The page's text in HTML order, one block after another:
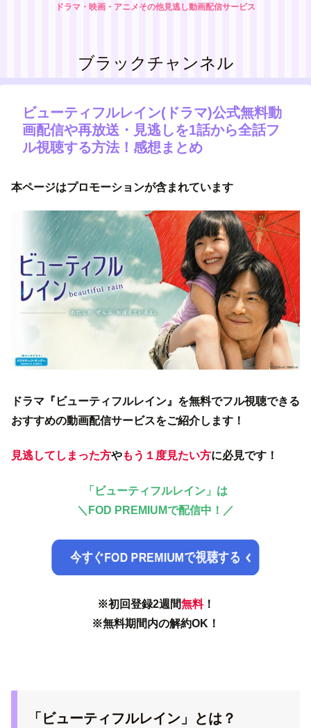
ドラマ・映画・アニメその他見逃し動画配信サービス
ブラックチャンネル
ビューティフルレイン(ドラマ)公式無料動
画配信や再放送・見逃しを1話から全話フ
ル視聴する方法！感想まとめ
本ページはプロモーションが含まれています
ドラマ『ビューティフルレイン』を無料でフル視聴できる
おすすめの動画配信サービスをご紹介します！
見逃してしまった方やもう１度見たい方に必見です！
「ビューティフルレイン」は
＼ FOD PREMIUMで配信中！／
今すぐFOD PREMIUMで視聴する
※初回登録2週間無料！
※無料期間内の解約OK！
「ビューティフルレイン」とは？